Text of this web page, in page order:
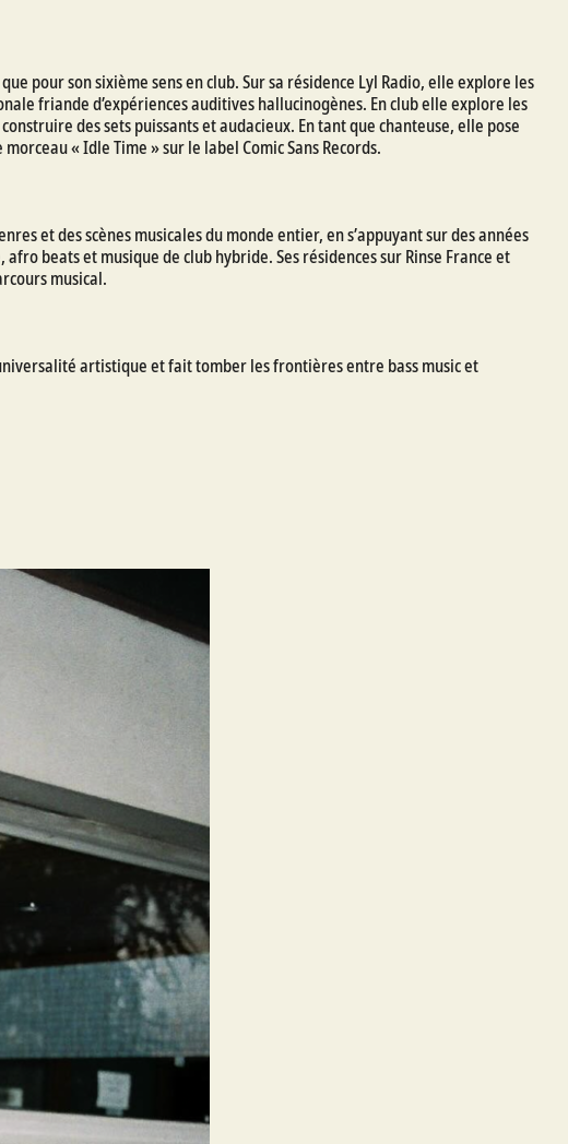
pour son sixième sens en club. Sur sa résidence Lyl Radio, elle explore les
friande d’expériences auditives hallucinogènes. En club elle explore les
des sets puissants et audacieux. En tant que chanteuse, elle pose
« Idle Time » sur le label Comic Sans Records.
et des scènes musicales du monde entier, en s’appuyant sur des années
beats et musique de club hybride. Ses résidences sur Rinse France et
musical.
artistique et fait tomber les frontières entre bass music et